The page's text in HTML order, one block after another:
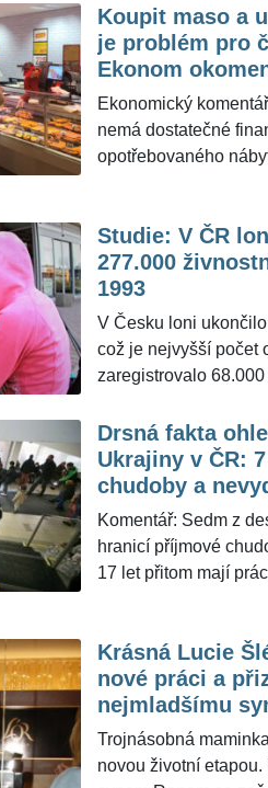
podzim diváci
publicistického
mimo jiné
síti X prozradila, že
Redakce
dotazem, zda by
tomu věřím a těším
Koupit maso a
je problém pro
Ekonom
radu, jak si
Ekonomický
nemá dostatečné
opotřebovaného
výdaje není schopno
statistiky odrážejí
mnoho českých
mít významný dopad
celkovou pohodu.
data, která poskytl
Studie: V ČR
277.000
1993
V Česku loni
což je nejvyšší počet
zaregistrovalo
poskytuje on-line
ukončení činnosti je
ekonomická situace,
administrativní
Drsná fakta
Ukrajiny v ČR:
chudoby a
čistého. Podle
peníze bokem
Komentář: Sedm z
hranicí příjmové
17 let přitom mají
stále na místech pod
červnové vlny
poskytla dnes
Výzkumníci
asistenci při hledání
Navrhují také úpravu
Krásná Lucie
nové práci a
nejmladšímu
Trojnásobná
novou životní